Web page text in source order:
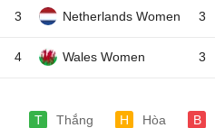
3 Netherlands Women 3
4 Wales Women 3
T Thắng H Hòa B